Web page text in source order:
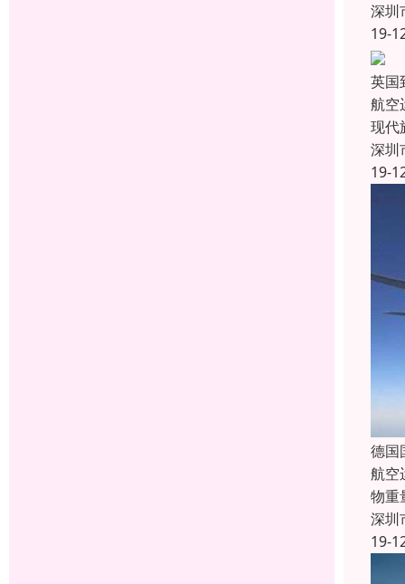
深圳
19-
英国
航空
现代
深圳
19-
德国
航空
物重
深圳
19-